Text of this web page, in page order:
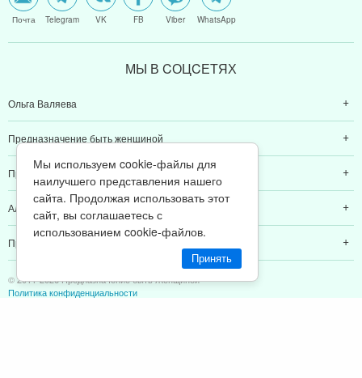
Почта Telegram VK FB Viber WhatsApp
МЫ В CОЦCЕТЯХ
Ольга Валяева
Предназначение быть женщиной
Предназначение быть мамой
Алексей Валяев
Предназначение быть папой
© 2011-2026 Предназначение быть Женщиной
Политика конфиденциальности
Мы используем cookie-файлы для
наилучшего представления нашего
сайта. Продолжая использовать этот
сайт, вы соглашаетесь с
использованием cookie-файлов.
Принять